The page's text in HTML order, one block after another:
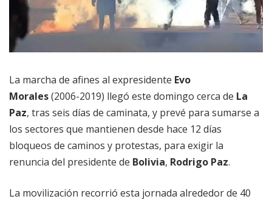
La marcha de afines al expresidente Evo
Morales(2006-2019) llegó este domingo cerca de La
Paz, tras seis días de caminata, y prevé para sumarse a
los sectores que mantienen desde hace 12 días
bloqueos de caminos y protestas, para exigir la
renuncia del presidente de Bolivia, Rodrigo Paz.
La movilización recorrió esta jornada alrededor de 40